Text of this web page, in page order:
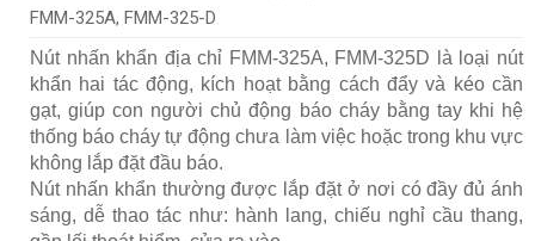
FMM-325A, FMM-325-D
Nút nhấn khẩn địa chỉ FMM-325A, FMM‑325D là loại nút
khẩn hai tác động, kích hoạt bằng cách đẩy và kéo cần
gạt, giúp con người chủ động báo cháy bằng tay khi hệ
thống báo cháy tự động chưa làm việc hoặc trong khu vực
không lắp đặt đầu báo.
Nút nhấn khẩn thường được lắp đặt ở nơi có đầy đủ ánh
sáng, dễ thao tác như: hành lang, chiếu nghỉ cầu thang,